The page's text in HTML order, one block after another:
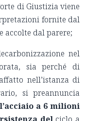
di Giustizia viene
fornite dal
accolte dal parere;
nel
sia perché di
nell’istanza di
si preannuncia
a 6 milioni